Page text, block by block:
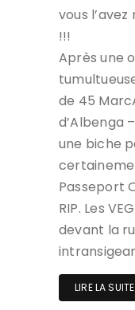
vous
!!!
Après une
de 45
d’Albenga
une biche
Passeport
RIP. Les
devant la
LIRE LA SUITE